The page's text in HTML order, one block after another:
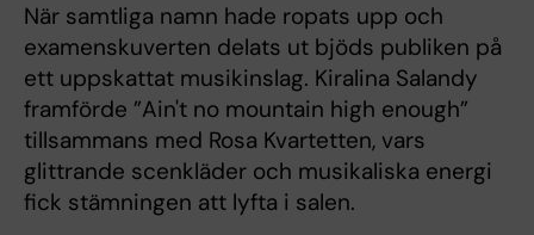
När samtliga namn hade ropats upp och
examenskuverten delats ut bjöds publiken på
ett uppskattat musikinslag. Kiralina Salandy
framförde ”Ain't no mountain high enough”
tillsammans med Rosa Kvartetten, vars
glittrande scenkläder och musikaliska energi
fick stämningen att lyfta i salen.